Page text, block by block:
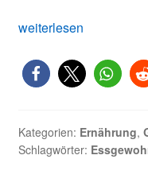
OECD-
Übergewicht
und
nehmen
weiter
weiterlesen
Kategorien: Ernährung,
Schlagwörter: